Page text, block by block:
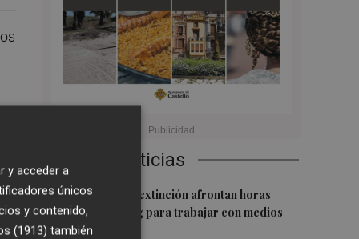
Últimas Noticias
1 Los equipos de extinción afrontan horas
"vitales" en Tírig para trabajar con medios
aéreos
y acceder a
únicos
y contenido,
(1913) también